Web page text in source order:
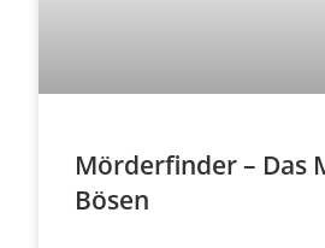
Mörderfinder – Das
Bösen